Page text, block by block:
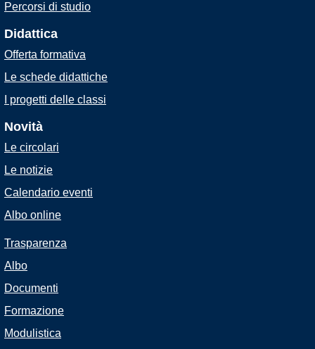
Percorsi di studio
Didattica
Offerta formativa
Le schede didattiche
I progetti delle classi
Novità
Le circolari
Le notizie
Calendario eventi
Albo online
Trasparenza
Albo
Documenti
Formazione
Modulistica